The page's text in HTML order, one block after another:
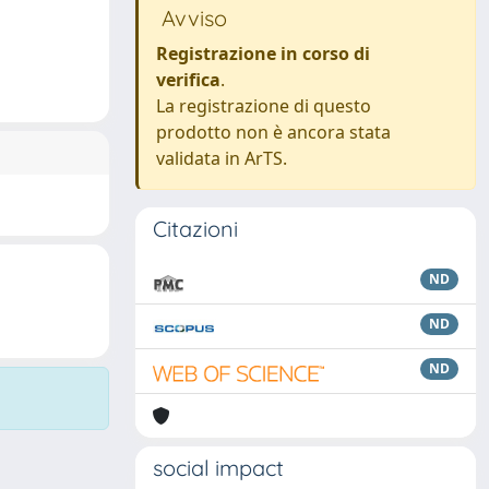
Avviso
Registrazione in corso di
verifica.
La registrazione di questo
prodotto non è ancora stata
validata in ArTS.
Citazioni
ND
ND
ND
social impact